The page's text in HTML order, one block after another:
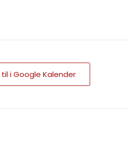
til i Google Kalender